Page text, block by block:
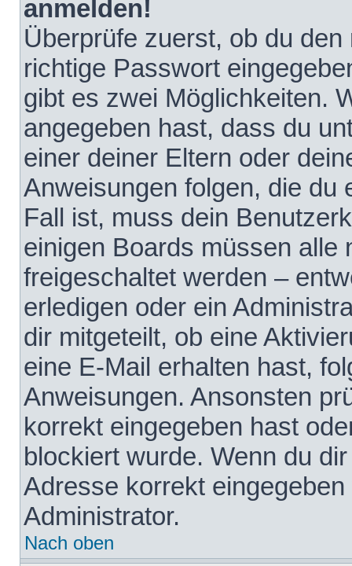
anmelden!
Überprüfe zuerst, ob du
richtige Passwort
gibt es zwei Möglichkeiten.
angegeben hast, dass du
einer deiner Eltern oder
Anweisungen folgen, die du
Fall ist, muss dein
einigen Boards müssen alle
freigeschaltet werden –
erledigen oder ein
dir mitgeteilt, ob eine
eine E-Mail erhalten hast,
Anweisungen. Ansonsten
korrekt eingegeben hast
blockiert wurde. Wenn du
Adresse korrekt
Administrator.
Nach oben